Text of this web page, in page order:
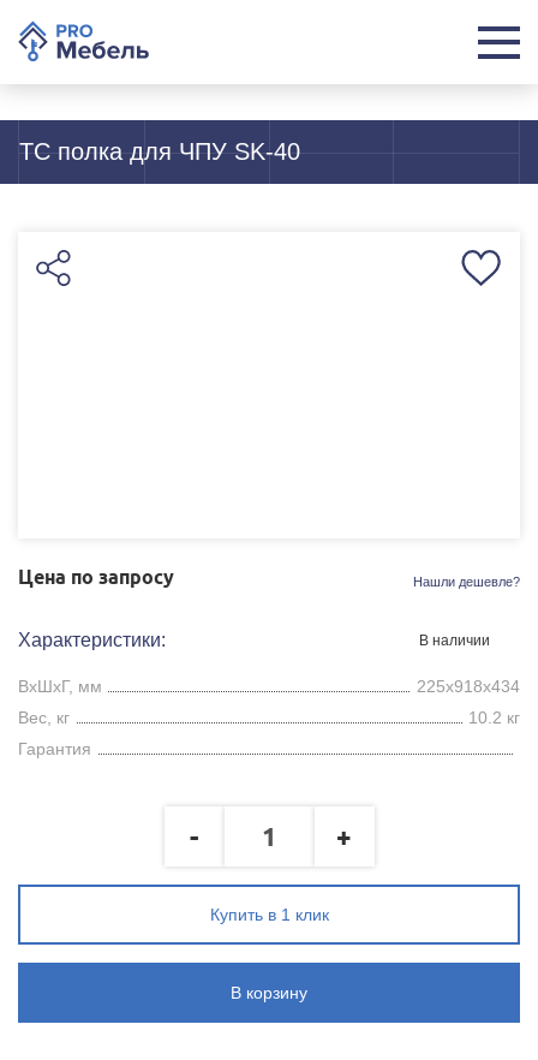
TC полка для ЧПУ SK-40
Цена по запросу Нашли дешевле?
Характеристики: В наличии
ВхШхГ, мм
225x918x434
Вес, кг
10.2 кг
Гарантия
- +
Купить в 1 клик
В корзину